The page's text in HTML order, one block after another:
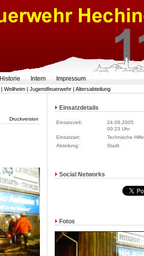
Historie Intern Impressum
| Weilheim | Jugendfeuerwehr | Altersabteilung
Druckversion
Einsatzdetails
Einsatzzeit:
24.06.2005
00:23 Uhr
Einsatzart:
Technische Hilfe
Abteilung:
Stadt
Social Networks
Fotos